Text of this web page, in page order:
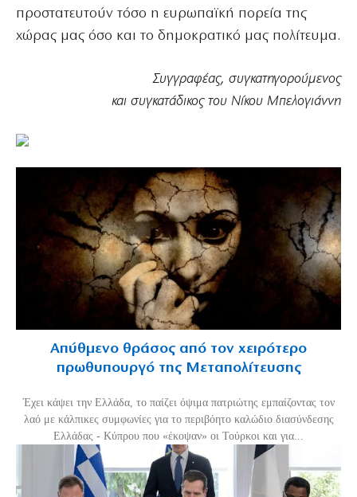
προστατευτούν τόσο η ευρωπαϊκή πορεία της
χώρας μας όσο και το δημοκρατικό μας πολίτευμα.
Συγγραφέας, συγκατηγορούμενος
και συγκατάδικος του Νίκου Μπελογιάννη
Απύθμενο θράσος από τον χειρότερο
πρωθυπουργό της Μεταπολίτευσης
Έχει κάψει την Ελλάδα, το παίζει όψιμα πατριώτης εμπαίζοντας τον
λαό με κάλπικες συμφωνίες για το περιβόητο καλώδιο διασύνδεσης
Ελλάδας - Κύπρου που «έκοψαν» οι Τούρκοι και για...